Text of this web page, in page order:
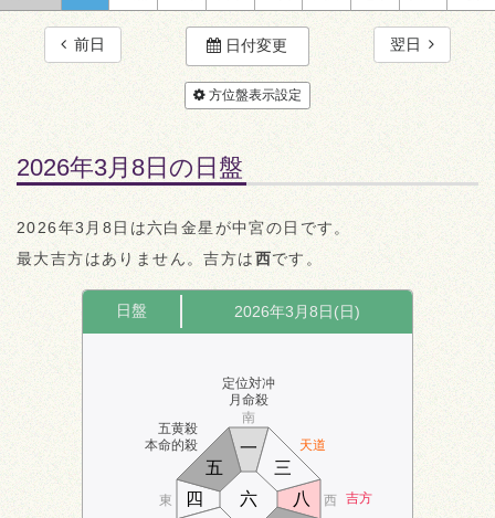
前日 日付変更 翌日
方位盤表示設定
2026年3月8日の日盤
2026年3月8日は六白金星が中宮の日です。
最大吉方はありません。吉方は西です。
日盤 2026年3月8日(日)
五黄殺
本命的殺
定位対冲
月命殺
天道
吉方
南
東 西
三
四
五
六
八
一